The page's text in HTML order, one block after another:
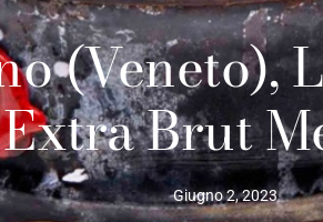
(Veneto),
Extra Brut
Giugno 2, 2023